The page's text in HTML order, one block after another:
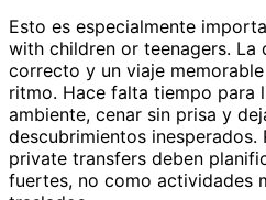
Esto es especialmente
with children or teenagers. La
correcto y un viaje
ritmo. Hace falta tiempo para
ambiente, cenar sin prisa y
descubrimientos
private transfers deben
fuertes, no como actividades